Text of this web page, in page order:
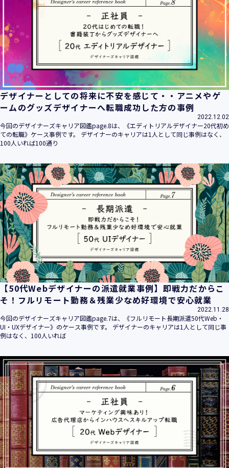
は、合理的な安全対策を講じて防止する規程、体制を構築
し、継続的に向上させていきます。また、万一の際には速や
かに是正措置を講じます。
当社は個人情報取扱いに関する苦情及び相談に対しては、迅
速かつ誠実に対応致します。
個人情報保護マネジメントシステムは、当社を取り巻く環境
の変化と実情を踏まえ、適時・適切に見直して継続的に改善
をはかっていきます。
個人情報保護方針に関するお問合せ先 兼 個人情報に関する苦
情・相談窓口
株式会社 ユウクリ 個人情報保護管理責任者 安部 洋平
〒151-0073 東京都渋谷区笹塚1-55-7 マルエスファーストビ
ル 7F
info@y-create.co.jp
電話番号：03-6712-7970（土日休日を除く9:00～18:00）
平成16年 2月 1日
平成21年 3月23日 改訂
平成23年 4月 1日 改訂
平成26年 9月10日 改訂
平成27年 6月24日 改訂
平成28年11月 1日 改訂
平成30年 7月 1日 改訂
令和6年 5月 1日 改訂
令和7年 2月17日 改訂
株式会社ユウクリ（以下「当社」といいます。）が取得する
個人情報とは、個人の識別に係る以下の情報をいいます。
カード情報、ログインID、パスワード、ニックネーム、IPア
ドレス等において、特定の個人を識別できる情報
（他の情報と照合することができ、それにより特定の個人を
識別することができることとなるものを含みます。）
・当社の運営・提供するサービス（以下総称して「当社サー
ビス」といいます。）において、お客様が、当社でご利用に
なったサービスの内容、ご利用日時、ご利用回数などのご利
用内容及びご利用履歴に関する情報
【個人情報の取得・収集について】
デザイナーとしての将来に不安を感じて・・アニメやゲ
ームのグッズデザイナーへ転職成功した方の事例
2022.12.02
今回のデザイナーズキャリア図鑑page.8は、《エディトリアルデザイナー20代初め
ての転職》ケース事例です。 デザイナーのキャリアは1人として同じ事例はなく、
100人いれば100通り
【50代Webデザイナーの派遣就業事例】即戦力だからこ
そ！フルリモート勤務＆残業少なめ好環境で安心就業
2022.11.28
今回のデザイナーズキャリア図鑑page.7は、《フルリモート長期派遣50代Web・
UI・UXデザイナー》のケース事例です。 デザイナーのキャリアは1人として同じ事
例はなく、100人いれば